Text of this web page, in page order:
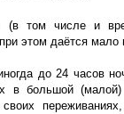
(в том числе и
этом даётся
до 24 часов
в большой